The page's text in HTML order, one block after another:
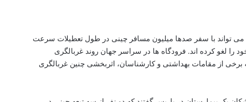
می تواند با سفر صدها میلیون مسافر چینی در طول تعطیلات سرعت
را لغو کرده اند. فرودگاه ها در سراسر جهان روند غربالگری
برخی از مقامات بهداشتی و کارشناسان، اثربخشی چنین غربالگری